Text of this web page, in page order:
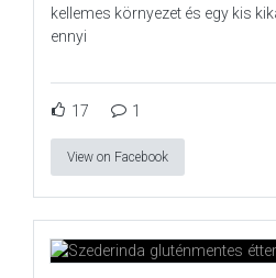
kellemes környezet és egy kis
ennyi
17 1
View on Facebook